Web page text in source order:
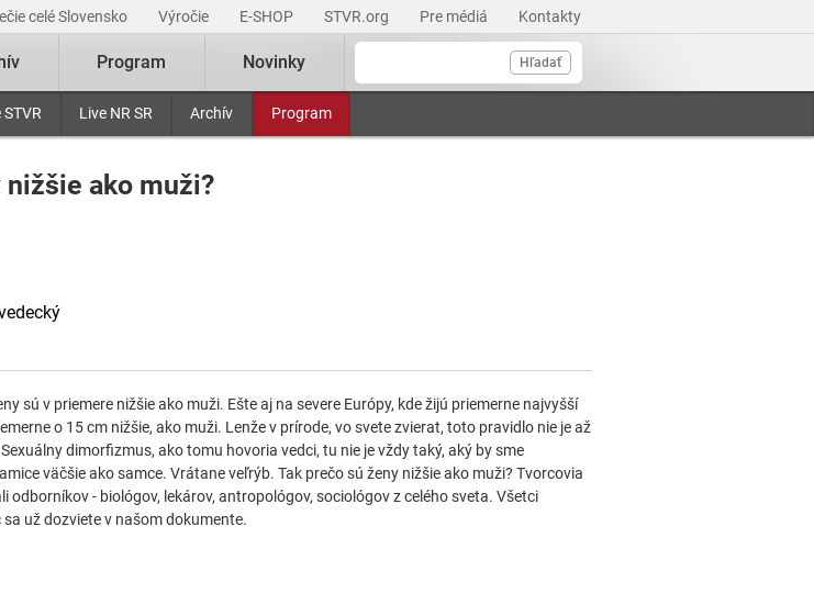
celé Slovensko Výročie E-SHOP STVR.org Pre médiá Kontakty
Hľadať
STVR Live NR SR Archív Program
Program Novinky
nižšie ako muži?
sú v priemere nižšie ako muži. Ešte aj na severe Európy, kde žijú priemerne najvyšší
o 15 cm nižšie, ako muži. Lenže v prírode, vo svete zvierat, toto pravidlo nie je až
dimorfizmus, ako tomu hovoria vedci, tu nie je vždy taký, aký by sme
väčšie ako samce. Vrátane veľrýb. Tak prečo sú ženy nižšie ako muži? Tvorcovia
odborníkov - biológov, lekárov, antropológov, sociológov z celého sveta. Všetci
sa už dozviete v našom dokumente.